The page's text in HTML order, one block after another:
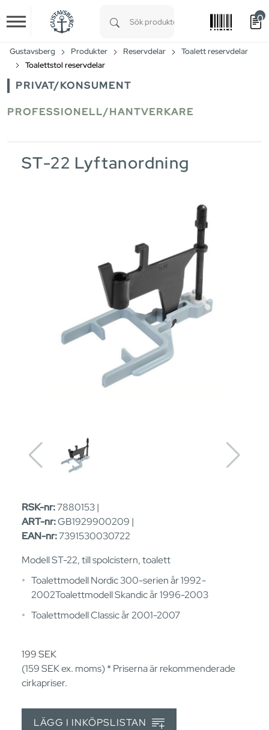
Skip to main content
0
Gustavsberg Produkter Reservdelar
Toalett reservdelar
Toalettstol reservdelar
PRIVAT/KONSUMENT
PROFESSIONELL/HANTVERKARE
ST-22 Lyftanordning
RSK-nr:7880153 |
ART-nr:GB1929900209 |
EAN-nr:7391530030722
Modell ST-22, till spolcistern, toalett
Toalettmodell Nordic 300-serien år 1992 -
2002Toalettmodell Skandic år 1996-2003
Toalettmodell Classic år 2001-2007
199SEK
(159SEKex. moms) * Priserna är rekommenderade
cirkapriser.
LÄGG I INKÖPSLISTAN